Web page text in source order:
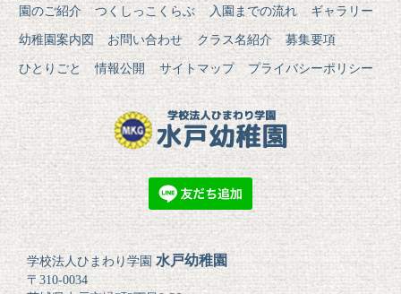
園のご紹介 つくしっこくらぶ 入園までの流れ
ギャラリー
幼稚園案内図
お問い合わせ クラス名紹介
募集要項
ひとりごと
情報公開 サイトマップ プライバシーポリシー
学校法人ひまわり学園水戸幼稚園
〒310-0034